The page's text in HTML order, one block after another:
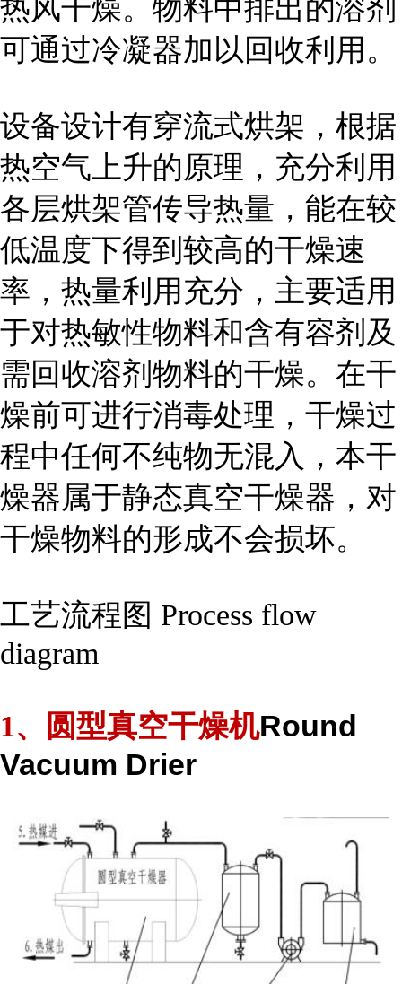
热风干燥。物料中排出的溶剂
可通过冷凝器加以回收利用。
设备设计有穿流式烘架，根据
热空气上升的原理，充分利用
各层烘架管传导热量，能在较
低温度下得到较高的干燥速
率，热量利用充分，主要适用
于对热敏性物料和含有容剂及
需回收溶剂物料的干燥。在干
燥前可进行消毒处理，干燥过
程中任何不纯物无混入，本干
燥器属于静态真空干燥器，对
干燥物料的形成不会损坏。
工艺流程图 Process flow
diagram
1、圆型真空干燥机Round
Vacuum Drier